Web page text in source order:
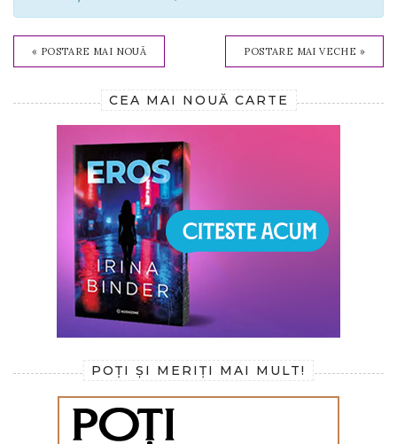
« POSTARE MAI NOUĂ POSTARE MAI VECHE »
CEA MAI NOUĂ CARTE
POȚI ȘI MERIȚI MAI MULT!